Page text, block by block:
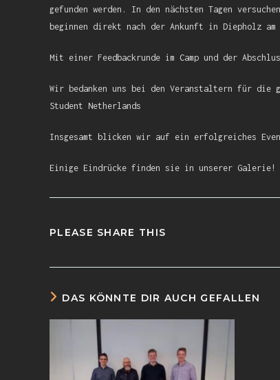
gefunden werden. In den nächsten Tagen
beginnen direkt nach der Ankunft in Diepholz am
Mit einer Feedbackrunde im Camp und der
Wir bedanken uns bei den Veranstaltern für die
Student Netherlands
Insgesamt blicken wir auf ein erfolgreiches
Einige Eindrücke finden sie in unserer Galerie!
PLEASE SHARE THIS
DAS KÖNNTE DIR AUCH GEFALLEN